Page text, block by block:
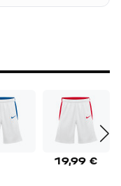
19,99 €